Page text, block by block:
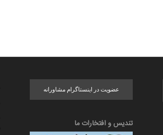
عضویت در اینستاگرام مشاورانه
تندیس و افتخارات ما